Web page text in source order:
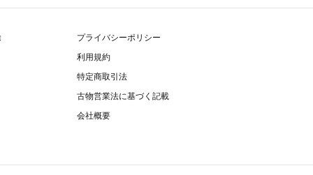
プライバシーポリシー
利用規約
特定商取引法
古物営業法に基づく記載
会社概要